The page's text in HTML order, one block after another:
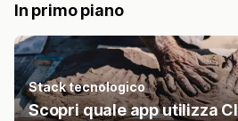
In primo piano
Stack tecnologico
Scopri quale app utilizza